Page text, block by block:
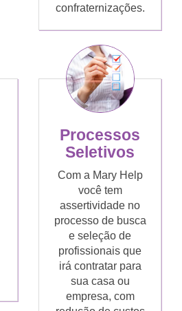
confraternizações.
Processos
Seletivos
Com a Mary Help
você tem
assertividade no
processo de busca
e seleção de
profissionais que
irá contratar para
sua casa ou
empresa, com